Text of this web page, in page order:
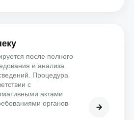
после полного
и анализа
Процедура
с
актами
органов